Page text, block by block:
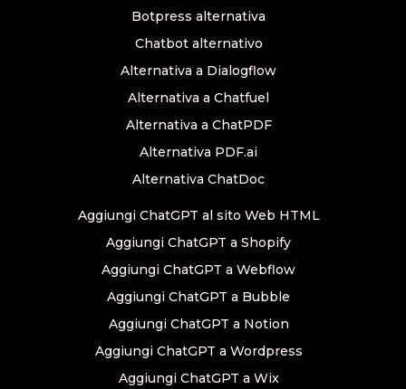
Botpress alternativa
Chatbot alternativo
Alternativa a Dialogflow
Alternativa a Chatfuel
Alternativa a ChatPDF
Alternativa PDF.ai
Alternativa ChatDoc
Aggiungi ChatGPT al sito Web HTML
Aggiungi ChatGPT a Shopify
Aggiungi ChatGPT a Webflow
Aggiungi ChatGPT a Bubble
Aggiungi ChatGPT a Notion
Aggiungi ChatGPT a Wordpress
Aggiungi ChatGPT a Wix